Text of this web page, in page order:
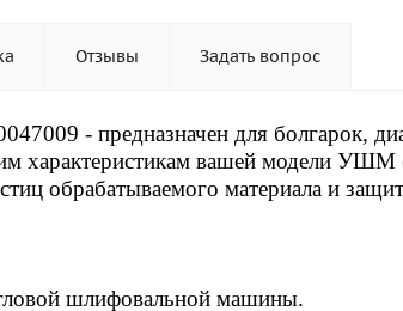
Отзывы Задать вопрос
- предназначен для болгарок,
характеристикам вашей модели
обрабатываемого материала и
шлифовальной машины.